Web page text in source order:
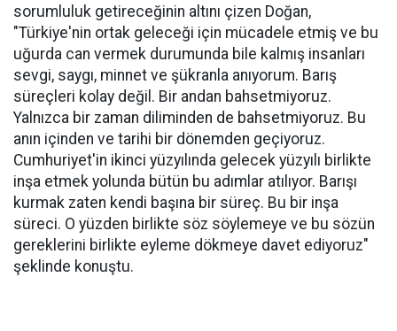
sorumluluk getireceğinin altını çizen Doğan,
"Türkiye'nin ortak geleceği için mücadele etmiş ve bu
uğurda can vermek durumunda bile kalmış insanları
sevgi, saygı, minnet ve şükranla anıyorum. Barış
süreçleri kolay değil. Bir andan bahsetmiyoruz.
Yalnızca bir zaman diliminden de bahsetmiyoruz. Bu
anın içinden ve tarihi bir dönemden geçiyoruz.
Cumhuriyet'in ikinci yüzyılında gelecek yüzyılı birlikte
inşa etmek yolunda bütün bu adımlar atılıyor. Barışı
kurmak zaten kendi başına bir süreç. Bu bir inşa
süreci. O yüzden birlikte söz söylemeye ve bu sözün
gereklerini birlikte eyleme dökmeye davet ediyoruz"
şeklinde konuştu.